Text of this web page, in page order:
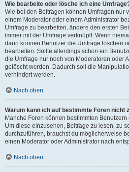
Wie bearbeite oder lösche ich eine
Wie bei den Beiträgen können Umfragen nur
einem Moderator oder einem Administrator
Umfrage zu bearbeiten, ändere den ersten
immer mit der Umfrage verknüpft. Wenn
dann können Benutzer die Umfrage löschen
bearbeiten. Sollte allerdings schon ein
die Umfrage nur noch von Moderatoren oder
gelöscht werden. Dadurch soll die
verhindert werden.
Nach oben
Warum kann ich auf bestimmte Foren nicht
Manche Foren können bestimmten
Um diese einzusehen, Beiträge zu lesen, zu
durchzuführen, brauchst du möglicherweise
einen Moderator oder Administrator nach
Nach oben